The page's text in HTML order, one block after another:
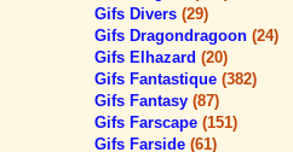
Gifs Divers (29)
Gifs Dragondragoon (24)
Gifs Elhazard (20)
Gifs Fantastique (382)
Gifs Fantasy (87)
Gifs Farscape (151)
Gifs Farside (61)